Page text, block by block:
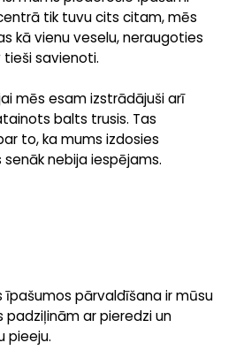
tik tuvu cits citam, mēs
kā vienu veselu, neraugoties
tieši savienoti.
mēs esam izstrādājuši arī
balts trusis. Tas
to, ka mums izdosies
nebija iespējams.
pārvaldīšana ir mūsu
ar pieredzi un
pieeju.